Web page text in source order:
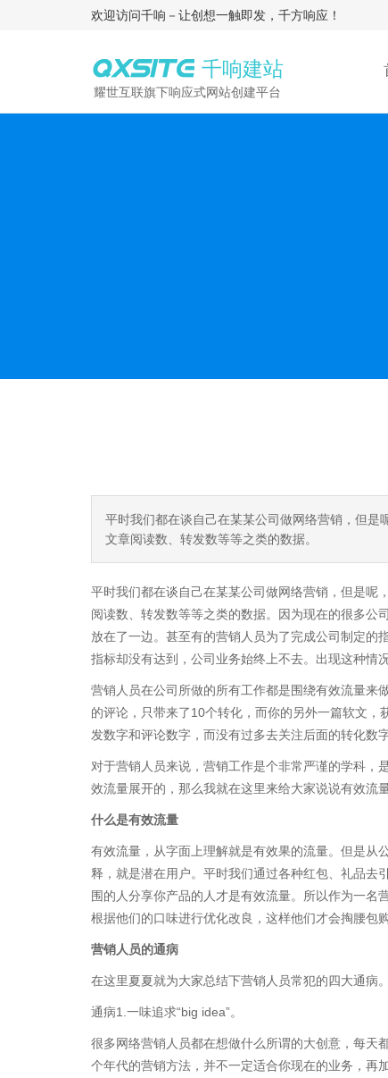
欢迎访问千响－让创想一触即发，千方响应！
耀世互联旗下响应式网站创建平台
千响建站
平时我们都在谈自己在某某公司做网络营销，但
文章阅读数、转发数等等之类的数据。
平时我们都在谈自己在某某公司做网络营销，但是呢
阅读数、转发数等等之类的数据。因为现在的很多公
放在了一边。甚至有的营销人员为了完成公司制定的
指标却没有达到，公司业务始终上不去。出现这种情
营销人员在公司所做的所有工作都是围绕有效流量来
的评论，只带来了10个转化，而你的另外一篇软文
发数字和评论数字，而没有过多去关注后面的转化数
对于营销人员来说，营销工作是个非常严谨的学科，
效流量展开的，那么我就在这里来给大家说说有效流
什么是有效流量
有效流量，从字面上理解就是有效果的流量。但是从
释，就是潜在用户。平时我们通过各种红包、礼品去
围的人分享你产品的人才是有效流量。所以作为一
根据他们的口味进行优化改良，这样他们才会掏腰包
营销人员的通病
在这里夏夏就为大家总结下营销人员常犯的四大通病。
通病1.一味追求“big idea”。
很多网络营销人员都在想做什么所谓的大创意，每天
个年代的营销方法，并不一定适合你现在的业务，再